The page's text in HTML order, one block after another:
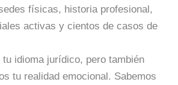
físicas, historia profesional,
activas y cientos de casos de
tu idioma jurídico, pero también
tu realidad emocional. Sabemos